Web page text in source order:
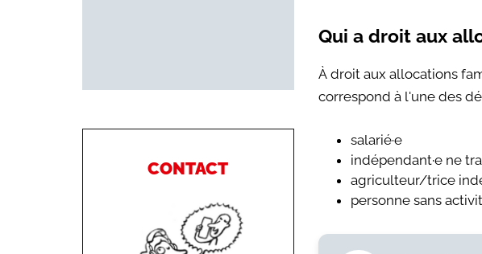
CONTACT
Qui a droit aux
À droit aux allocations
correspond à l'une des
salarié·e
indépendant·e ne
agriculteur/trice
personne sans